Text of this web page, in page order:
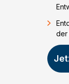
der